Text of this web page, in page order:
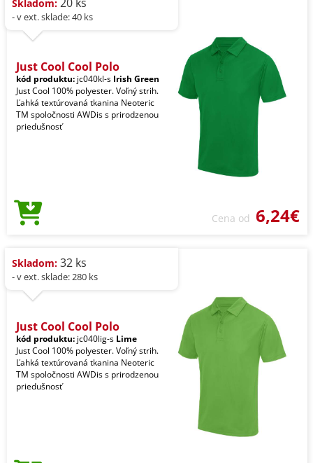
Skladom:
- v ext. sklade: 40 ks
Just Cool Cool Polo
kód produktu: jc040kl-s Irish Green
Just Cool 100% polyester. Voľný strih.
Ľahká textúrovaná tkanina Neoteric
TM spoločnosti AWDis s prirodzenou
priedušnosť
Cena od 6,24€
Skladom: 32 ks
- v ext. sklade: 280 ks
Just Cool Cool Polo
kód produktu: jc040lig-s Lime
Just Cool 100% polyester. Voľný strih.
Ľahká textúrovaná tkanina Neoteric
TM spoločnosti AWDis s prirodzenou
priedušnosť